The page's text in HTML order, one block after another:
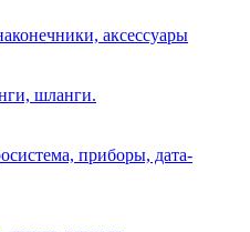
аксессуары
шланги.
приборы, дата-